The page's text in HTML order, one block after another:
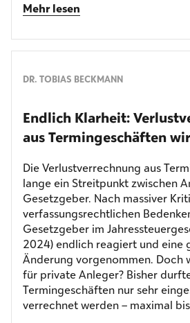
Mehr lesen
DR. TOBIAS BECKMANN
Endlich Klarheit:
aus Termin­geschäften
Die Verlustverrechnung aus
lange ein Streitpunkt zwischen
Gesetzgeber. Nach massiver
verfassungsrechtlichen
Gesetzgeber im
2024) endlich reagiert und eine
Änderung vorgenommen. Doch
für private Anleger? Bisher
Termingeschäften nur sehr
verrechnet werden – maximal